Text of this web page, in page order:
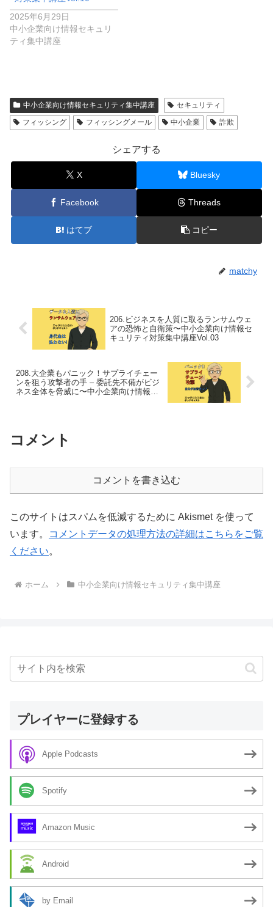
2025年6月29日
中小企業向け情報セキュリ
ティ集中講座
中小企業向け情報セキュリティ集中講座
セキュリティ
フィッシング
フィッシングメール 中小企業 詐欺
シェアする
X Bluesky
Facebook Threads
はてブ コピー
matchy
206.ビジネスを人質に取るランサムウェ
アの恐怖と自衛策〜中小企業向け情報セ
キュリティ対策集中講座Vol.03
208.大企業もパニック！サプライチェー
ンを狙う攻撃者の手 – 委託先不備がビジ
ネス全体を脅威に〜中小企業向け情報セ
コメント
コメントを書き込む
このサイトはスパムを低減するために Akismet を使って
います。
コメントデータの処理方法の詳細はこちらをご覧
ください。
ホーム 中小企業向け情報セキュリティ集中講座
プレイヤーに登録する
Apple Podcasts
Spotify
Amazon Music
Android
by Email